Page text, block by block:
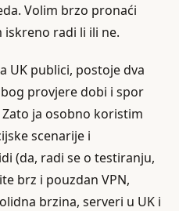
Volim brzo pronaći
iskreno radi li ili ne.
UK publici, postoje dva
provjere dobi i spor
ja osobno koristim
scenarije i
(da, radi se o testiranju,
brz i pouzdan VPN,
brzina, serveri u UK i